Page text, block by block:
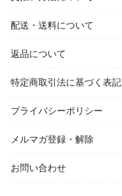
配送・送料について
返品について
特定商取引法に基づく表記
プライバシーポリシー
メルマガ登録・解除
お問い合わせ